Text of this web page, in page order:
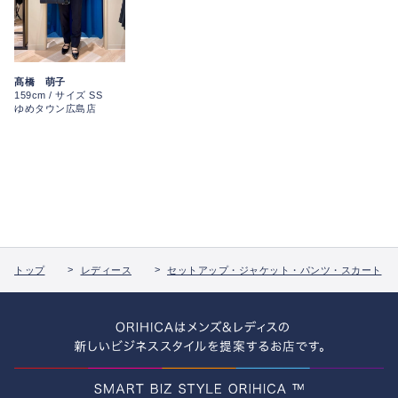
髙橋 萌子
159cm / サイズ SS
ゆめタウン広島店
トップ レディース セットアップ・ジャケット・パンツ・スカート